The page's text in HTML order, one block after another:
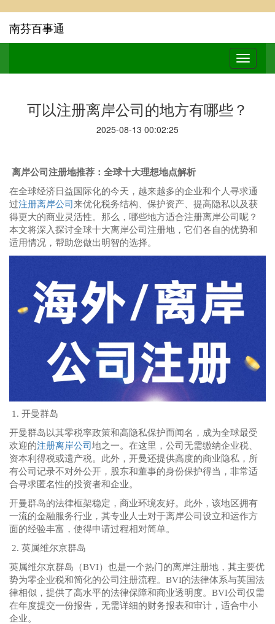
南芬百事通
可以注册离岸公司的地方有哪些？
2025-08-13 00:02:25
离岸公司注册地推荐：全球十大理想地点解析
在全球经济日益国际化的今天，越来越多的企业和个人寻求通
过注册离岸公司 来优化税务结构、保护资产、提高隐私以及获
得更大的商业灵活性。那么，哪些地方适合注册离岸公司呢？
本文将深入探讨全球十大离岸公司注册地，它们各自的优势和
适用情况，帮助您做出明智的选择。
1. 开曼群岛
开曼群岛以其零税率政策和高隐私保护而闻名，成为全球最受
欢迎的注册离岸公司 地之一。在这里，公司无需缴纳企业税、
资本利得税或遗产税。此外，开曼还提供高度的商业隐私，所
有公司记录不对外公开，股东和董事的身份保护得当，非常适
合寻求匿名性的投资者和企业。
开曼群岛的法律框架稳定，商业环境友好。此外，该地区拥有
一流的金融服务行业，其专业人士对于离岸公司设立和运作方
面的经验丰富，使得申请过程相对简单。
2. 英属维尔京群岛
英属维尔京群岛（BVI）也是一个热门的离岸注册地，其主要优
势为零企业税和简化的公司注册流程。BVI的法律体系与英国法
律相似，提供了高水平的法律保障和商业透明度。BVI公司仅需
在年度提交一份报告，无需详细的财务报表和审计，适合中小
企业。